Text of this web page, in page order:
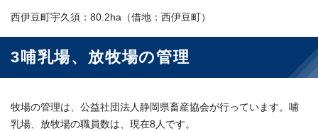
西伊豆町宇久須：80.2ha（借地：西伊豆町）
3哺乳場、放牧場の管理
牧場の管理は、公益社団法人静岡県畜産協会が行っています。哺
乳場、放牧場の職員数は、現在8人です。